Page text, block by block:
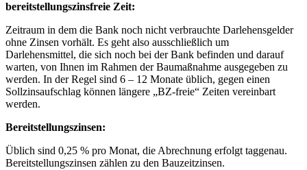
bereitstellungszinsfreie Zeit:
Zeitraum in dem die Bank noch nicht verbrauchte Darlehensgelder
ohne Zinsen vorhält. Es geht also ausschließlich um
Darlehensmittel, die sich noch bei der Bank befinden und darauf
warten, von Ihnen im Rahmen der Baumaßnahme ausgegeben zu
werden. In der Regel sind 6 – 12 Monate üblich, gegen einen
Sollzinsaufschlag können längere „BZ-freie“ Zeiten vereinbart
werden.
Bereitstellungszinsen:
Üblich sind 0,25 % pro Monat, die Abrechnung erfolgt taggenau.
Bereitstellungszinsen zählen zu den Bauzeitzinsen.